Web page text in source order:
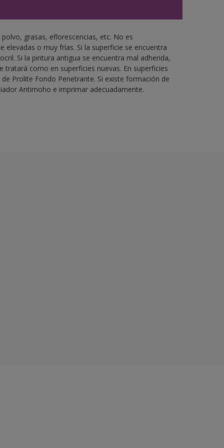
grasas, eflorescencias, etc. No es
o muy frías. Si la superficie se encuentra
Si la pintura antigua se encuentra mal adherida,
como en superficies nuevas. En superficies
Prolite Fondo Penetrante. Si existe formación de
Antimoho e imprimar adecuadamente.